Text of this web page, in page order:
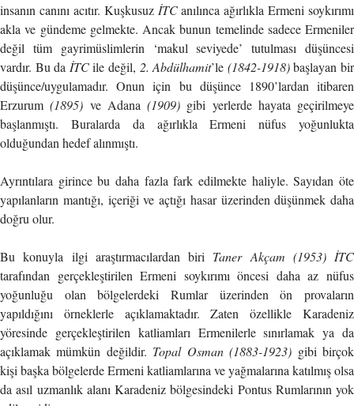
insanın canını acıtır. Kuşkusuz İTCanılınca ağırlıkla Ermeni soykırımı
akla ve gündeme gelmekte. Ancak bunun temelinde sadece Ermeniler
değil tüm gayrimüslimlerin ‘makul seviyede’ tutulması düşüncesi
vardır. Bu da İTCile değil, 2. Abdülhamit’le (1842-1918)başlayan bir
düşünce/uygulamadır. Onun için bu düşünce 1890’lardan itibaren
Erzurum(1895) ve Adana (1909) gibi yerlerde hayata geçirilmeye
başlanmıştı. Buralarda da ağırlıkla Ermeni nüfus yoğunlukta
olduğundan hedef alınmıştı.
Ayrıntılara girince bu daha fazla fark edilmekte haliyle. Sayıdan öte
yapılanların mantığı, içeriği ve açtığı hasar üzerinden düşünmek daha
doğru olur.
Bu konuyla ilgi araştırmacılardan biri Taner Akçam (1953) İTC
tarafından gerçekleştirilen Ermeni soykırımı öncesi daha az nüfus
yoğunluğu olan bölgelerdeki Rumlar üzerinden ön provaların
yapıldığını örneklerle açıklamaktadır. Zaten özellikle Karadeniz
yöresinde gerçekleştirilen katliamları Ermenilerle sınırlamak ya da
açıklamak mümkün değildir. Topal Osman (1883-1923) gibi birçok
kişi başka bölgelerde Ermeni katliamlarına ve yağmalarına katılmış olsa
da asıl uzmanlık alanı Karadeniz bölgesindeki Pontus Rumlarının yok